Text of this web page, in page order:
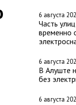
6 августа
Часть
временно
6 августа
В Алуште
без
6 августа